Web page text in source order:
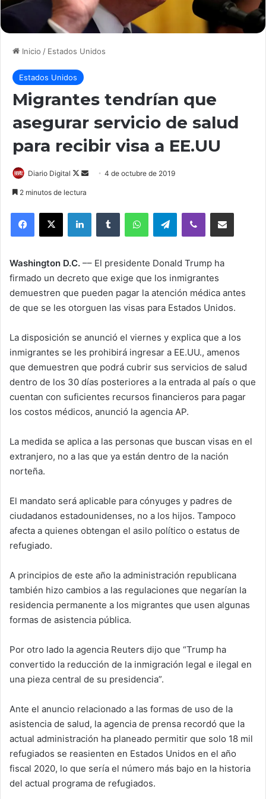
Inicio / Estados Unidos
Estados Unidos
Migrantes tendrían que
asegurar servicio de salud
para recibir visa a EE.UU
Diario Digital
Follow
Send4 de octubre de 2019
2 minutos de lectura
LinkedInTumblr WhatsAppTelegramViber Compartir por correo
Washington D.C. –– El presidente Donald Trump ha
firmado un decreto que exige que los inmigrantes
demuestren que pueden pagar la atención médica antes
de que se les otorguen las visas para Estados Unidos.
La disposición se anunció el viernes y explica que a los
inmigrantes se les prohibirá ingresar a EE.UU., amenos
que demuestren que podrá cubrir sus servicios de salud
dentro de los 30 días posteriores a la entrada al país o que
cuentan con suficientes recursos financieros para pagar
los costos médicos, anunció la agencia AP.
La medida se aplica a las personas que buscan visas en el
extranjero, no a las que ya están dentro de la nación
norteña.
El mandato será aplicable para cónyuges y padres de
ciudadanos estadounidenses, no a los hijos. Tampoco
afecta a quienes obtengan el asilo político o estatus de
refugiado.
A principios de este año la administración republicana
también hizo cambios a las regulaciones que negarían la
residencia permanente a los migrantes que usen algunas
formas de asistencia pública.
Por otro lado la agencia Reuters dijo que “Trump ha
convertido la reducción de la inmigración legal e ilegal en
una pieza central de su presidencia”.
Ante el anuncio relacionado a las formas de uso de la
asistencia de salud, la agencia de prensa recordó que la
actual administración ha planeado permitir que solo 18 mil
refugiados se reasienten en Estados Unidos en el año
fiscal 2020, lo que sería el número más bajo en la historia
del actual programa de refugiados.